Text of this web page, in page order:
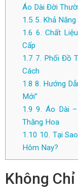
Áo Dài Đời
1.5 5. Khả
1.6 6. Chất
Cấp
1.7 7. Phối Đồ
Cách
1.8 8. Hướng
Mới”
1.9 9. Áo Dài
Thăng Hoa
1.10 10. Tại
Hôm Nay?
Không